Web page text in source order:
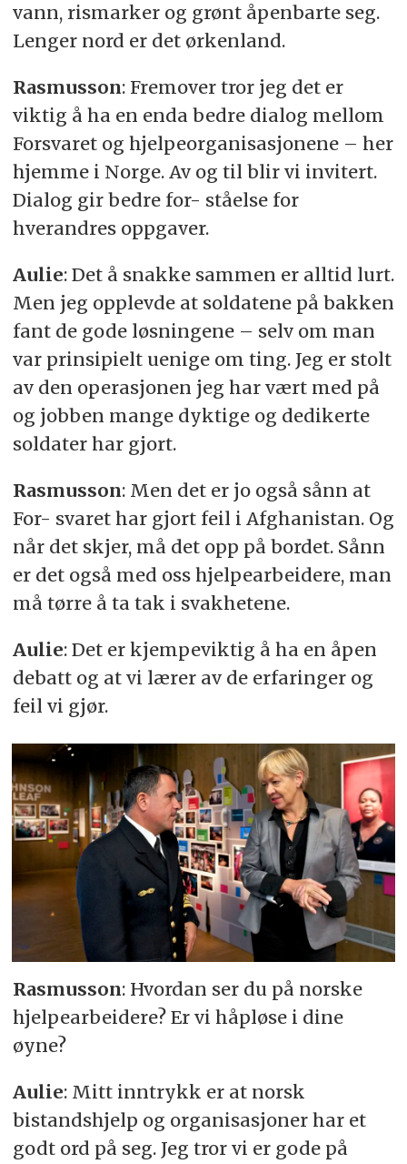
vann, rismarker og grønt åpenbarte seg.
Lenger nord er det ørkenland.
Rasmusson: Fremover tror jeg det er
viktig å ha en enda bedre dialog mellom
Forsvaret og hjelpeorganisasjonene – her
hjemme i Norge. Av og til blir vi invitert.
Dialog gir bedre for- ståelse for
hverandres oppgaver.
Aulie: Det å snakke sammen er alltid lurt.
Men jeg opplevde at soldatene på bakken
fant de gode løsningene – selv om man
var prinsipielt uenige om ting. Jeg er stolt
av den operasjonen jeg har vært med på
og jobben mange dyktige og dedikerte
soldater har gjort.
Rasmusson: Men det er jo også sånn at
For- svaret har gjort feil i Afghanistan. Og
når det skjer, må det opp på bordet. Sånn
er det også med oss hjelpearbeidere, man
må tørre å ta tak i svakhetene.
Aulie: Det er kjempeviktig å ha en åpen
debatt og at vi lærer av de erfaringer og
feil vi gjør.
Rasmusson: Hvordan ser du på norske
hjelpearbeidere? Er vi håpløse i dine
øyne?
Aulie: Mitt inntrykk er at norsk
bistandshjelp og organisasjoner har et
godt ord på seg. Jeg tror vi er gode på